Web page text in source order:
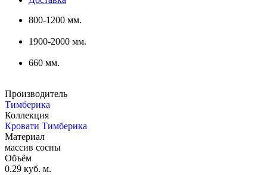
800-1200 мм.
1900-2000 мм.
660 мм.
Производитель
Тимберика
Коллекция
Кровати Тимберика
Материал
массив сосны
Объём
0.29 куб. м.